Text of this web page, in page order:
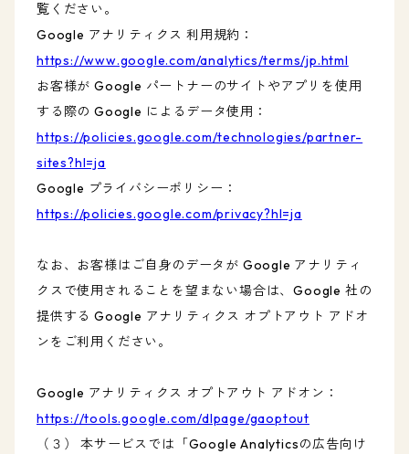
覧ください。
Google アナリティクス 利用規約：
https://www.google.com/analytics/terms/jp.html
お客様が Google パートナーのサイトやアプリを使用
する際の Google によるデータ使用：
https://policies.google.com/technologies/partner-
sites?hl=ja
Google プライバシーポリシー：
https://policies.google.com/privacy?hl=ja
なお、お客様はご自身のデータが Google アナリティ
クスで使用されることを望まない場合は、Google 社の
提供する Google アナリティクス オプトアウト アドオ
ンをご利用ください。
Google アナリティクス オプトアウト アドオン：
https://tools.google.com/dlpage/gaoptout
（３） 本サービスでは「Google Analyticsの広告向け